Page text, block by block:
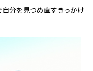
分を見つめ直すきっかけ